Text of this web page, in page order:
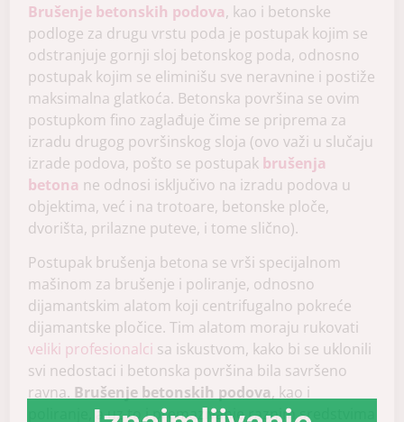
Brušenje betonskih podova, kao i betonske
podloge za drugu vrstu poda je postupak kojim se
odstranjuje gornji sloj betonskog poda, odnosno
postupak kojim se eliminišu sve neravnine i postiže
maksimalna glatkoća. Betonska površina se ovim
postupkom fino zaglađuje čime se priprema za
izradu drugog površinskog sloja (ovo važi u slučaju
izrade podova, pošto se postupak brušenja
betona ne odnosi isključivo na izradu podova u
objektima, već i na trotoare, betonske ploče,
dvorišta, prilazne puteve, i tome slično).
Postupak brušenja betona se vrši specijalnom
mašinom za brušenje i poliranje, odnosno
dijamantskim alatom koji centrifugalno pokreće
dijamantske pločice. Tim alatom moraju rukovati
veliki profesionalci sa iskustvom, kako bi se uklonili
svi nedostaci i betonska površina bila savršeno
ravna. Brušenje betonskih podova, kao i
poliranje, a uz to i premazivanje raznim sredstvima